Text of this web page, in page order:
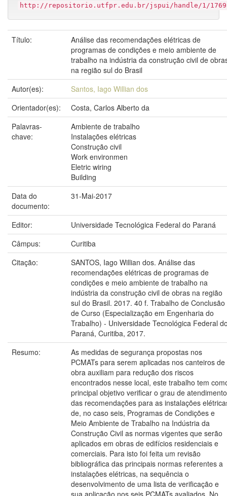
http://repositorio.utfpr.edu.br/jspui/handle/1/
Título:
Análise das recomendações elétricas de
programas de condições e meio ambiente de
trabalho na indústria da construção civil de
na região sul do Brasil
Autor(es):
Santos, Iago Willian dos
Orientador(es):
Costa, Carlos Alberto da
Palavras-
chave:
Ambiente de trabalho
Instalações elétricas
Construção civil
Work environmen
Eletric wiring
Building
Data do
documento:
31-Mai-2017
Editor:
Universidade Tecnológica Federal do Paraná
Câmpus:
Curitiba
Citação:
SANTOS, Iago Willian dos. Análise das
recomendações elétricas de programas de
condições e meio ambiente de trabalho na
indústria da construção civil de obras na região
sul do Brasil. 2017. 40 f. Trabalho de Conclusão
de Curso (Especialização em Engenharia do
Trabalho) - Universidade Tecnológica Federal
Paraná, Curitiba, 2017.
Resumo:
As medidas de segurança propostas nos
PCMATs para serem aplicadas nos canteiros de
obra auxiliam para redução dos riscos
encontrados nesse local, este trabalho tem
principal objetivo verificar o grau de atendimento
das recomendações para as instalações
de, no caso seis, Programas de Condições e
Meio Ambiente de Trabalho na Indústria da
Construção Civil as normas vigentes que serão
aplicados em obras de edifícios residenciais e
comerciais. Para isto foi feita um revisão
bibliográfica das principais normas referentes a
instalações elétricas, na sequência o
desenvolvimento de uma lista de verificação e
sua aplicação nos seis PCMATs avaliados. No